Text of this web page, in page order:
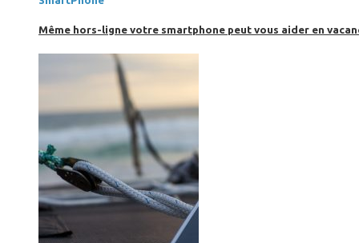
Même hors-ligne votre smartphone peut vous aider en